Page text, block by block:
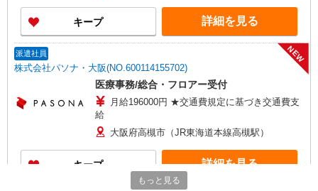
キープ 詳細を見る
派遣社員
株式会社パソナ・大阪(NO.600114155702)
NEW
医療事務/総合・フロアー受付
月給196000円 ★交通費規定に基づき交通費支
給
大阪府高槻市（JR東海道本線高槻駅）
キープ 詳細を見る
もっと見る